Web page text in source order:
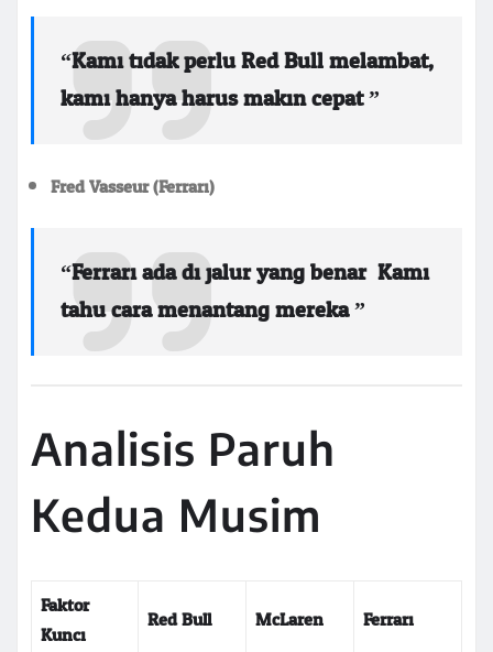
“Kami tidak perlu Red Bull melambat,
kami hanya harus makin cepat.”
Fred Vasseur (Ferrari):
“Ferrari ada di jalur yang benar. Kami
tahu cara menantang mereka.”
Analisis Paruh
Kedua Musim
Faktor
Kunci
Red Bull McLaren Ferrari